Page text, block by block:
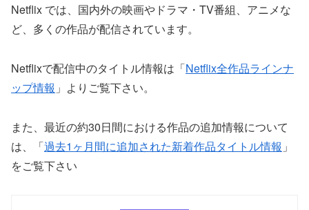
Netflix では、国内外の映画やドラマ・TV番組、アニメな
ど、多くの作品が配信されています。
Netflixで配信中のタイトル情報は「Netflix全作品ラインナ
ップ情報 」よりご覧下さい。
また、最近の約30日間における作品の追加情報について
は、「過去1ヶ月間に追加された新着作品タイトル情報 」
をご覧下さい